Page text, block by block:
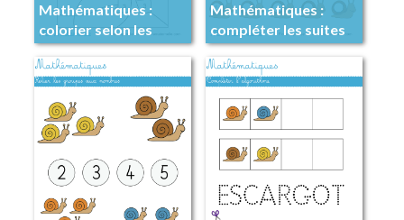
Mathématiques :
colorier selon les
indications
Mathématiques :
compléter les suites
logiques